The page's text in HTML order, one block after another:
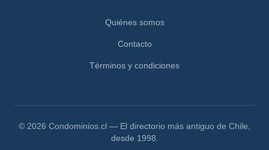
Quiénes somos
Contacto
Términos y condiciones
© 2026 Condominios.cl — El directorio más antiguo de Chile,
desde 1998.